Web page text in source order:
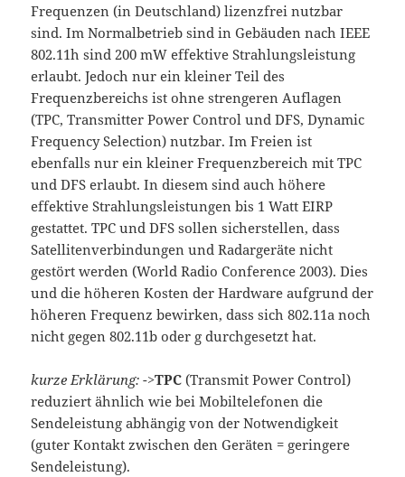
Frequenzen (in Deutschland) lizenzfrei nutzbar
sind. Im Normalbetrieb sind in Gebäuden nach IEEE
802.11h sind 200 mW effektive Strahlungsleistung
erlaubt. Jedoch nur ein kleiner Teil des
Frequenzbereichs ist ohne strengeren Auflagen
(TPC, Transmitter Power Control und DFS, Dynamic
Frequency Selection) nutzbar. Im Freien ist
ebenfalls nur ein kleiner Frequenzbereich mit TPC
und DFS erlaubt. In diesem sind auch höhere
effektive Strahlungsleistungen bis 1 Watt EIRP
gestattet. TPC und DFS sollen sicherstellen, dass
Satellitenverbindungen und Radargeräte nicht
gestört werden (World Radio Conference 2003). Dies
und die höheren Kosten der Hardware aufgrund der
höheren Frequenz bewirken, dass sich 802.11a noch
nicht gegen 802.11b oder g durchgesetzt hat.
kurze Erklärung: ->TPC (Transmit Power Control)
reduziert ähnlich wie bei Mobiltelefonen die
Sendeleistung abhängig von der Notwendigkeit
(guter Kontakt zwischen den Geräten = geringere
Sendeleistung).